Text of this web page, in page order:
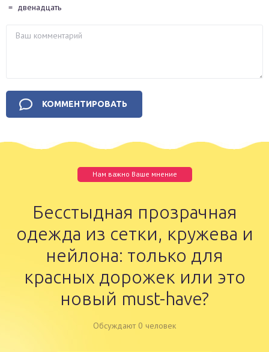
= двенадцать
Нам важно Ваше мнение
Бесстыдная прозрачная
одежда из сетки, кружева и
нейлона: только для
красных дорожек или это
новый must-have?
Обсуждают 0 человек